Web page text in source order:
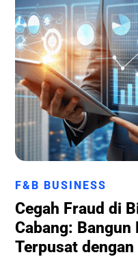
Runchise Team
F&B BUSINESS
Cegah Fraud di
Cabang: Bangun
Terpusat